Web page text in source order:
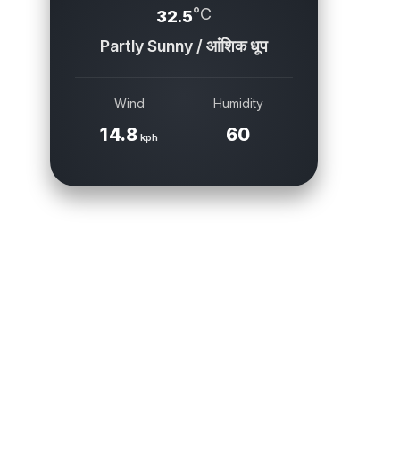
32.5°C
Partly Sunny / आंशिक धूप
Wind
14.8 kph
Humidity
60